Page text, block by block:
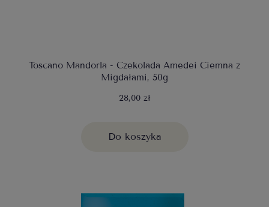
Toscano Mandorla - Czekolada Amedei Ciemna z
Migdałami, 50g
28,00 zł
Do koszyka